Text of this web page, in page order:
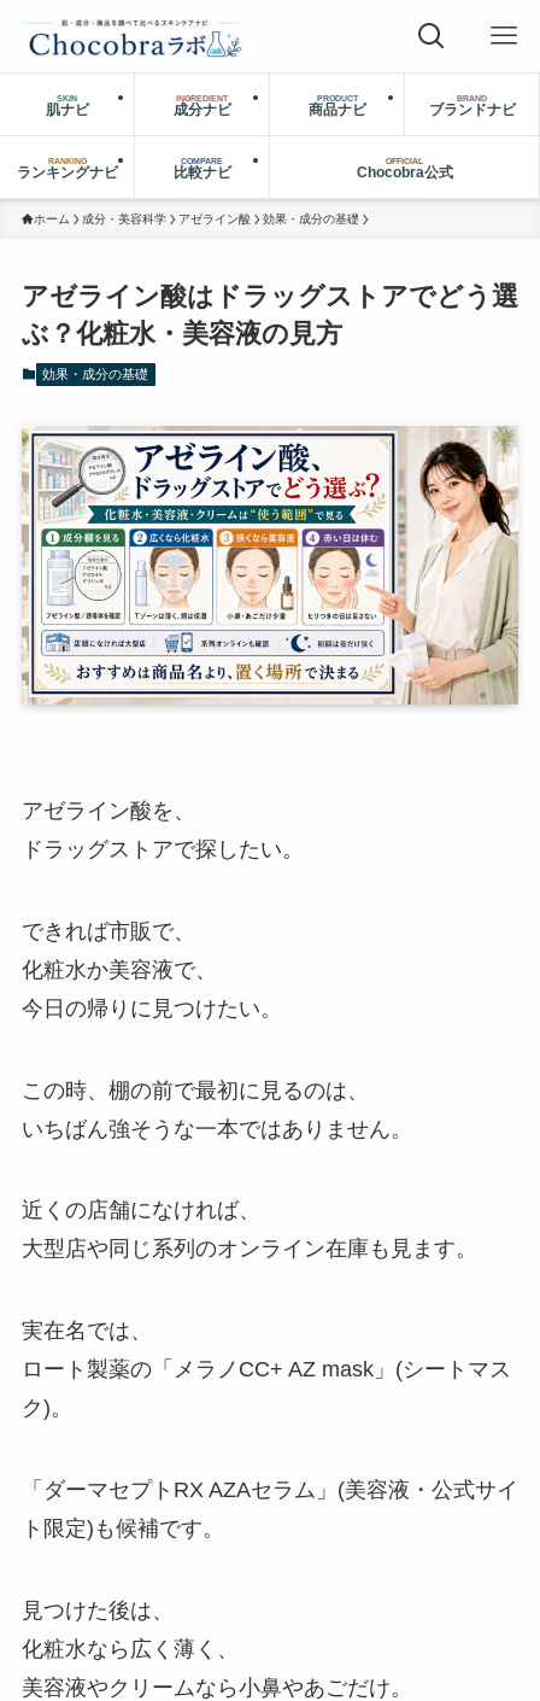
SKIN
肌ナビ
INGREDIENT
成分ナビ
PRODUCT
商品ナビ
BRAND
ブランドナビ
RANKING
ランキングナビ
COMPARE
比較ナビ
OFFICIAL
Chocobra公式
ホーム 成分・美容科学 アゼライン酸 効果・成分の基礎
アゼライン酸はドラッグストアでどう選
ぶ？化粧水・美容液の見方
効果・成分の基礎
アゼライン酸を、
ドラッグストアで探したい。
できれば市販で、
化粧水か美容液で、
今日の帰りに見つけたい。
この時、棚の前で最初に見るのは、
いちばん強そうな一本ではありません。
近くの店舗になければ、
大型店や同じ系列のオンライン在庫も見ます。
実在名では、
ロート製薬の「メラノCC+ AZ mask」(シートマス
ク)。
「ダーマセプトRX AZAセラム」(美容液・公式サイ
ト限定)も候補です。
見つけた後は、
化粧水なら広く薄く、
美容液やクリームなら小鼻やあごだけ。